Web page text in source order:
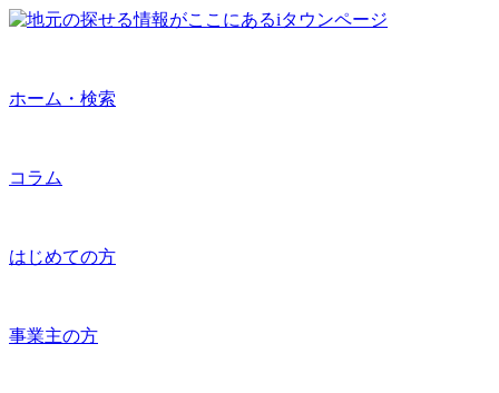
ホーム・検索
コラム
はじめての方
事業主の方